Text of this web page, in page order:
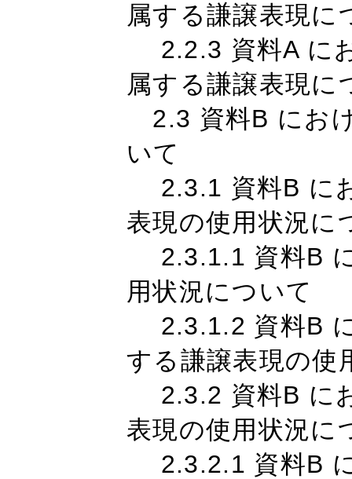
属する謙譲表現に
2.2.3 資料A に
属する謙譲表現に
2.3 資料B にお
いて
2.3.1 資料B に
表現の使用状況に
2.3.1.1 資料B
用状況について
2.3.1.2 資料B
する謙譲表現の使
2.3.2 資料B に
表現の使用状況に
2.3.2.1 資料B